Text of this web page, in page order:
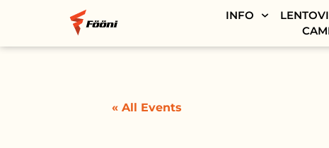
INFO
« All Events